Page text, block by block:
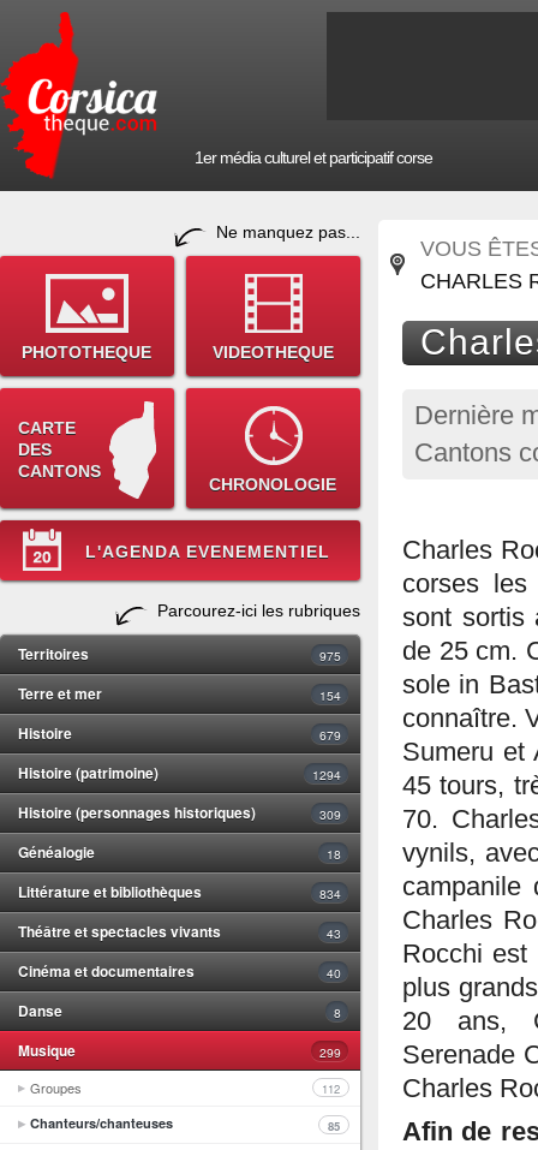
1er média culturel et participatif corse
Ne manquez pas...
PHOTOTHEQUE VIDEOTHEQUE
CARTE
DES
CANTONS
CHRONOLOGIE
L'AGENDA EVENEMENTIEL
Parcourez-ici les rubriques
Territoires 975
Terre et mer 154
Histoire 679
Histoire (patrimoine) 1294
Histoire (personnages historiques) 309
Généalogie 18
Littérature et bibliothèques 834
Théâtre et spectacles vivants 43
Cinéma et documentaires 40
Danse 8
Musique 299
Groupes 112
Chanteurs/chanteuses 85
VOUS
CHARLES
Dernière
Cantons
Charles
corses
sont sortis
de 25 cm.
sole in
connaître.
Sumeru et
45 tours,
70.
vynils,
campanile
Charles
Rocchi est
plus
20 ans,
Serenade
Charles
Afin de